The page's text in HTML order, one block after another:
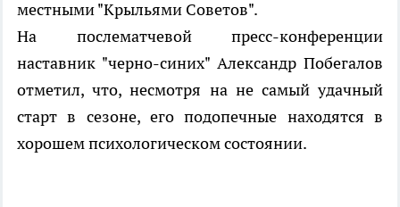
местными "Крыльями Советов".
На послематчевой пресс-конференции
наставник "черно-синих" Александр Побегалов
отметил, что, несмотря на не самый удачный
старт в сезоне, его подопечные находятся в
хорошем психологическом состоянии.